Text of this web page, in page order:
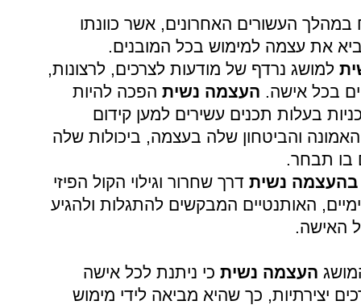
העשורים האחרונים, אשר כוונתו
את עצמה למימוש בכל המובנים.
למושג נרדף של מודעות לצרכים, לרצונות,
בכל אישה. העצמה נשית הפכה להיות
בעלות תכנים עשירים למען קידום
והביטחון שלה בעצמה, ביכולות שלה
בו תבחר.
בהעצמה נשית דרך שחרור וגילוי הקול הפיזי
האותנטיים המבקשים להתגלות ולהגיע
האישה.
העצמה נשית כי ניתנת לכל אישה
יצירתיות, כך שהיא מביאה לידי מימוש